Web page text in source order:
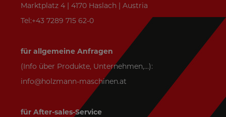
Marktplatz 4 | 4170 Haslach | Austria
Tel:+43 7289 715 62-0
für allgemeine Anfragen
(Info über Produkte, Unternehmen,...):
info@holzmann-maschinen.at
für After-sales-Service